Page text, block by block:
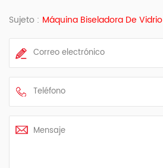
Sujeto : Máquina Biseladora De Vidrio